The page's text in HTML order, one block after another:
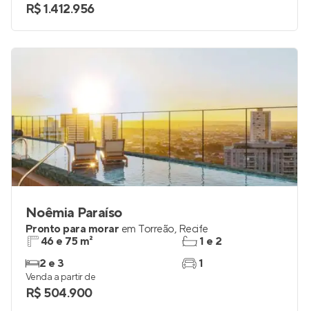
R$ 1.412.956
Noêmia Paraíso
Pronto para morar em Torreão, Recife
46 e 75 m²
2 e 3
1 e 2
1
Venda a partir de
R$ 504.900